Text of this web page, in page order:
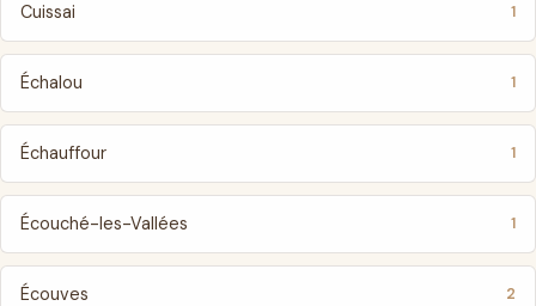
Cuissai 1
Échalou 1
Échauffour 1
Écouché-les-Vallées 1
Écouves 2